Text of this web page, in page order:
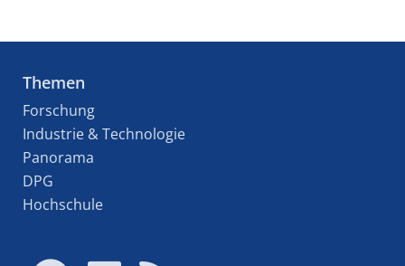
Themen
Forschung
Industrie & Technologie
Panorama
DPG
Hochschule